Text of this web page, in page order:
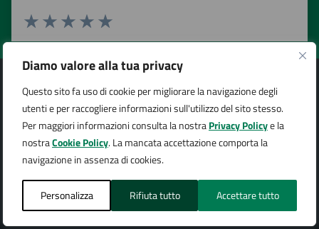
Diamo valore alla tua privacy
Questo sito fa uso di cookie per migliorare la navigazione degli
utenti e per raccogliere informazioni sull'utilizzo del sito stesso.
Per maggiori informazioni consulta la nostraPrivacy Policye la
nostraCookie Policy. La mancata accettazione comporta la
navigazione in assenza di cookies.
Personalizza Rifiuta tutto Accettare tutto
Valuta 5 stelle su 5
Valuta 4 stelle su 5
Valuta 3 stelle su 5
Valuta 2 stelle su 5
Valuta 1 stelle su 5
Città di Arona